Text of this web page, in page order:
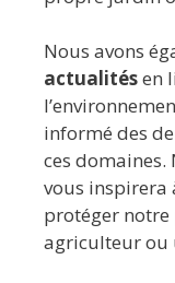
Nous avons
actualitésen
informé des
ces domaines.
vous inspirera
protéger notre
agriculteur ou